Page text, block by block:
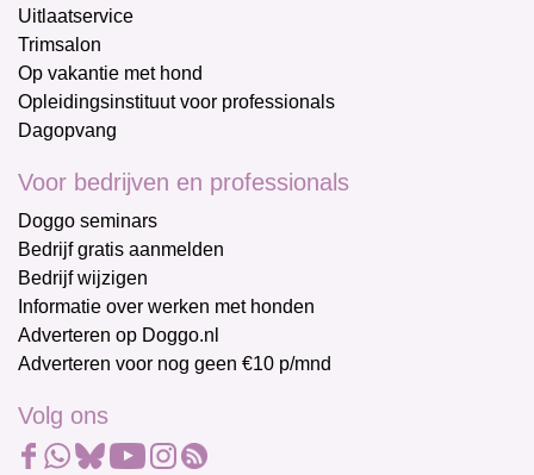
Uitlaatservice
Trimsalon
Op vakantie met hond
Opleidingsinstituut voor professionals
Dagopvang
Voor bedrijven en professionals
Doggo seminars
Bedrijf gratis aanmelden
Bedrijf wijzigen
Informatie over werken met honden
Adverteren op Doggo.nl
Adverteren voor nog geen €10 p/mnd
Volg ons